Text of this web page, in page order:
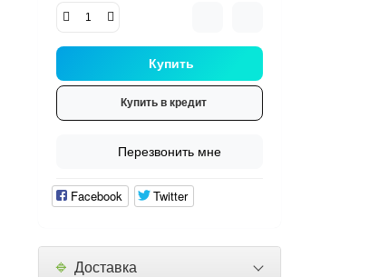
Купить
Купить в кредит
Перезвонить мне
Facebook Twitter
🔹 Доставка